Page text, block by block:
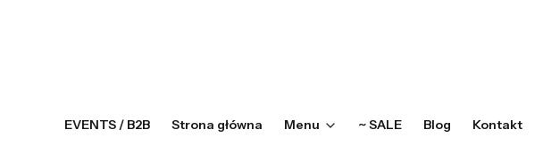
EVENTS / B2B Strona główna Menu ~ SALE Blog Kontakt